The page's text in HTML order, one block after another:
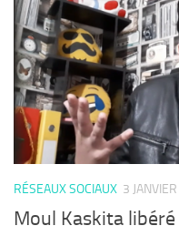
RÉSEAUX SOCIAUX 3
Moul Kaskita